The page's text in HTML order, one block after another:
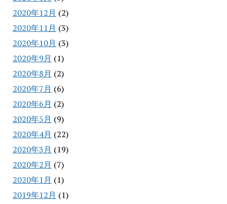
2020年12月 (2)
2020年11月 (3)
2020年10月 (3)
2020年9月 (1)
2020年8月 (2)
2020年7月 (6)
2020年6月 (2)
2020年5月 (9)
2020年4月 (22)
2020年3月 (19)
2020年2月 (7)
2020年1月 (1)
2019年12月 (1)